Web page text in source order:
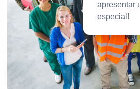
apresentar
especial!